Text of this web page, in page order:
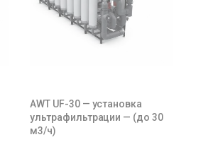
AWT UF-30 — установка
ультрафильтрации — (до 30
м3/ч)